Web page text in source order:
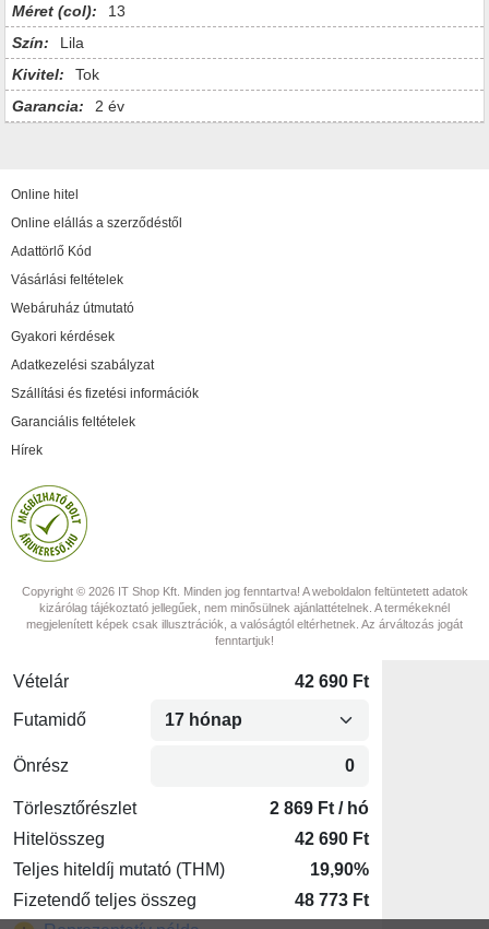
Méret (col):
13
Szín:
Lila
Kivitel:
Tok
Garancia:
2 év
Online hitel
Online elállás a szerződéstől
Adattörlő Kód
Vásárlási feltételek
Webáruház útmutató
Gyakori kérdések
Adatkezelési szabályzat
Szállítási és fizetési információk
Garanciális feltételek
Hírek
Copyright © 2026 IT Shop Kft. Minden jog fenntartva! A weboldalon feltüntetett adatok
kizárólag tájékoztató jellegűek, nem minősülnek ajánlattételnek. A termékeknél
megjelenített képek csak illusztrációk, a valóságtól eltérhetnek. Az árváltozás jogát
fenntartjuk!